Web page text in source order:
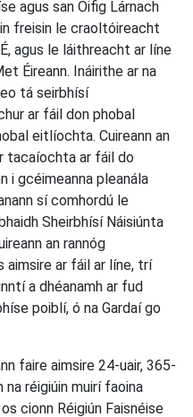
agus san Oifig Lárnach
freisin le craoltóireacht
agus le láithreacht ar líne
Éireann. Ináirithe ar na
tá seirbhísí
ar fáil don phobal
eitlíochta. Cuireann an
tacaíochta ar fáil do
i gcéimeanna pleanála
sí comhordú le
Sheirbhísí Náisiúnta
an rannóg
aimsire ar fáil ar líne, trí
a dhéanamh ar fud
poiblí, ó na Gardaí go
faire aimsire 24-uair, 365-
na réigiúin muirí faoina
cionn Réigiún Faisnéise